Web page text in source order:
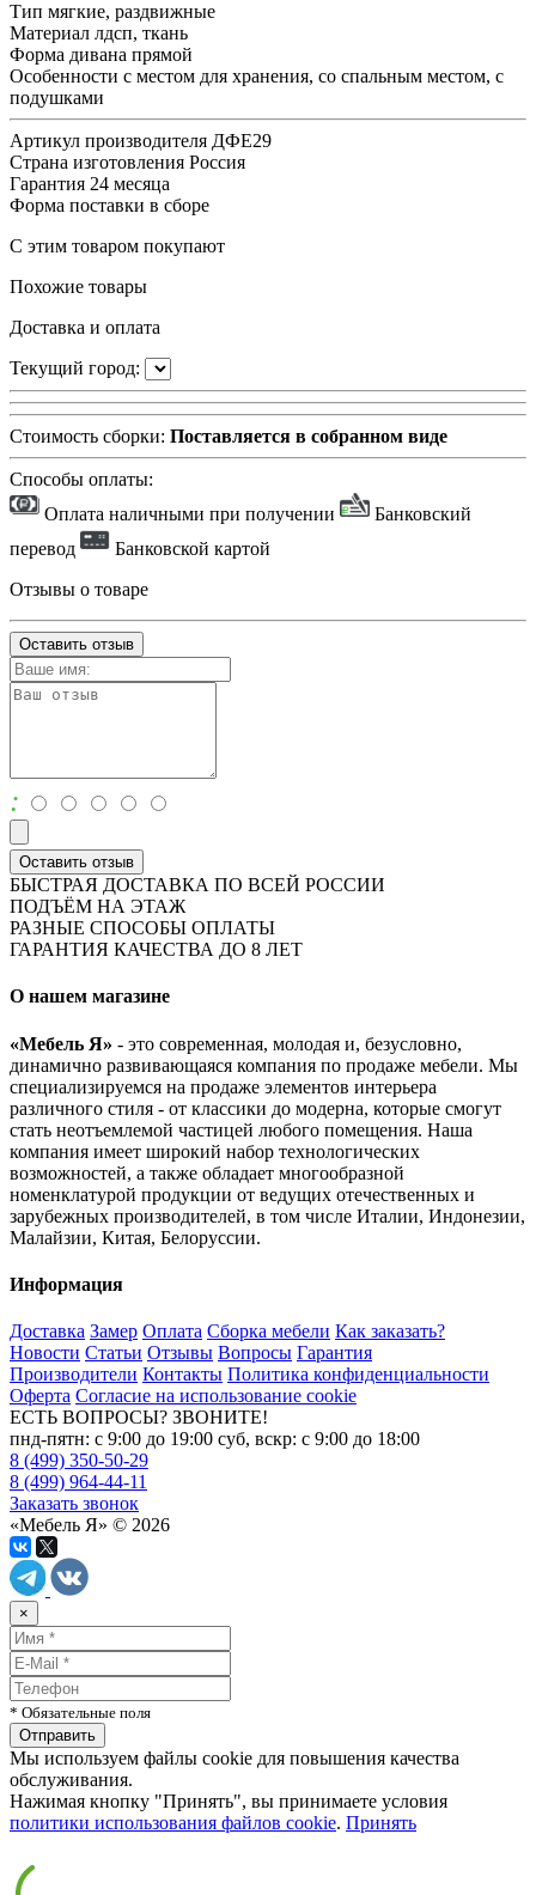
Тип мягкие, раздвижные
Материал лдсп, ткань
Форма дивана прямой
Особенности с местом для хранения, со спальным местом, с
подушками
Артикул производителя ДФЕ29
Страна изготовления Россия
Гарантия 24 месяца
Форма поставки в сборе
С этим товаром покупают
Похожие товары
Доставка и оплата
Текущий город:
Стоимость сборки: Поставляется в собранном виде
Способы оплаты:
Оплата наличными при получении
Банковский
перевод
Банковской картой
Отзывы о товаре
Оставить отзыв
:
Оставить отзыв
БЫСТРАЯ ДОСТАВКА ПО ВСЕЙ РОССИИ
ПОДЪЁМ НА ЭТАЖ
РАЗНЫЕ СПОСОБЫ ОПЛАТЫ
ГАРАНТИЯ КАЧЕСТВА ДО 8 ЛЕТ
О нашем магазине
«Мебель Я» - это современная, молодая и, безусловно,
динамично развивающаяся компания по продаже мебели. Мы
специализируемся на продаже элементов интерьера
различного стиля - от классики до модерна, которые смогут
стать неотъемлемой частицей любого помещения. Наша
компания имеет широкий набор технологических
возможностей, а также обладает многообразной
номенклатурой продукции от ведущих отечественных и
зарубежных производителей, в том числе Италии, Индонезии,
Малайзии, Китая, Белоруссии.
Информация
Доставка Замер Оплата Сборка мебели Как заказать?
Новости Статьи Отзывы Вопросы Гарантия
Производители Контакты Политика конфиденциальности
Оферта Согласие на использование cookie
ЕСТЬ ВОПРОСЫ? ЗВОНИТЕ!
пнд-пятн: с 9:00 до 19:00 суб, вскр: с 9:00 до 18:00
8 (499) 350-50-29
8 (499) 964-44-11
Заказать звонок
«Мебель Я» © 2026
×
* Обязательные поля
Мы используем файлы cookie для повышения качества
обслуживания.
Нажимая кнопку "Принять", вы принимаете условия
политики использования файлов cookie. Принять